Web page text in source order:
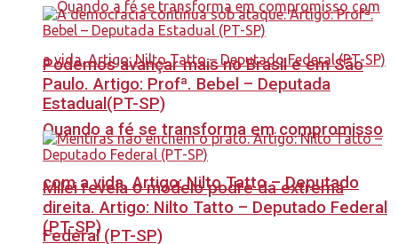
Quando a fé se transforma em compromisso
com a vida. Artigo: Nilto Tatto – Deputado
Federal (PT-SP)
Podemos avançar mais no Brasil e em São
Paulo. Artigo: Profª. Bebel – Deputada
Estadual(PT-SP)
Milei revela o modelo podre da extrema
direita. Artigo: Nilto Tatto – Deputado Federal
(PT-SP)